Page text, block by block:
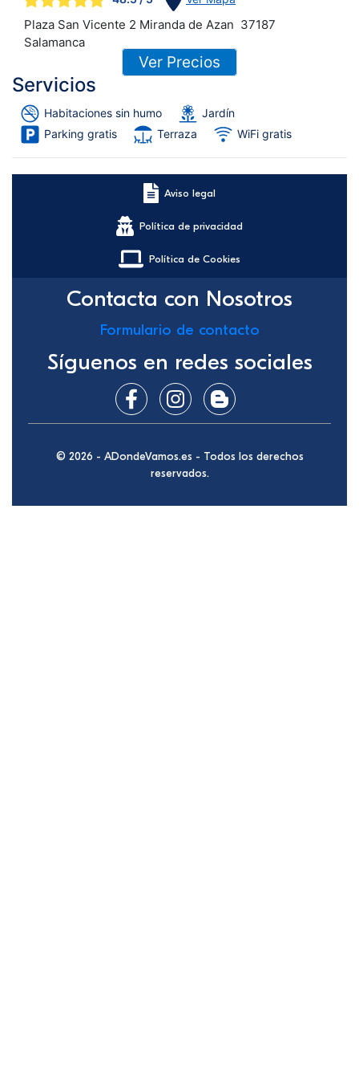
Plaza San Vicente 2 Miranda de Azan 37187
Salamanca
Ver Precios
Servicios
Habitaciones sin humo
Jardín
Parking gratis
Terraza WiFi gratis
Aviso legal
Política de privacidad
Política de Cookies
Contacta con Nosotros
Formulario de contacto
Síguenos en redes sociales
© 2026 - ADondeVamos.es - Todos los derechos
reservados.